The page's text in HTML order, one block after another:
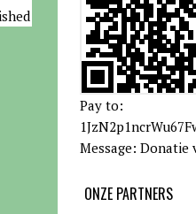
Pay to:
Message: Donatie
ONZE PARTNERS